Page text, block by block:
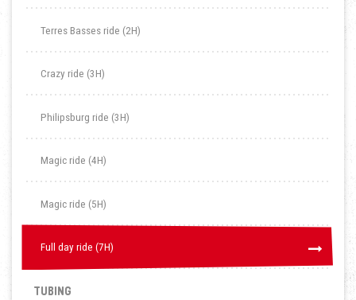
Terres Basses ride (2H)
Crazy ride (3H)
Philipsburg ride (3H)
Magic ride (4H)
Magic ride (5H)
Full day ride (7H)
Full day ride (7H)
TUBING